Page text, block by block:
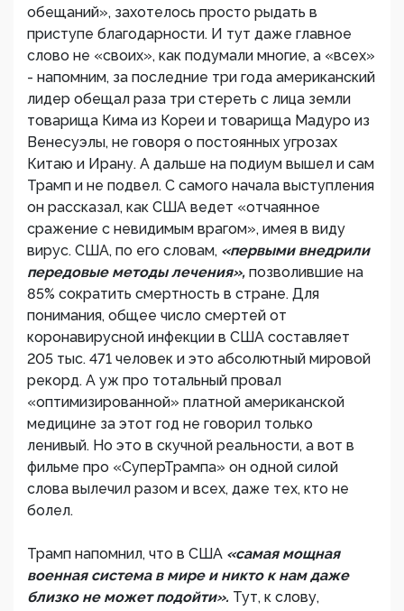
обещаний», захотелось просто рыдать в
приступе благодарности. И тут даже главное
слово не «своих», как подумали многие, а «всех»
- напомним, за последние три года американский
лидер обещал раза три стереть с лица земли
товарища Кима из Кореи и товарища Мадуро из
Венесуэлы, не говоря о постоянных угрозах
Китаю и Ирану. А дальше на подиум вышел и сам
Трамп и не подвел. С самого начала выступления
он рассказал, как США ведет «отчаянное
сражение с невидимым врагом», имея в виду
вирус. США, по его словам, «первыми внедрили
передовые методы лечения», позволившие на
85% сократить смертность в стране. Для
понимания, общее число смертей от
коронавирусной инфекции в США составляет
205 тыс. 471 человек и это абсолютный мировой
рекорд. А уж про тотальный провал
«оптимизированной» платной американской
медицине за этот год не говорил только
ленивый. Но это в скучной реальности, а вот в
фильме про «СуперТрампа» он одной силой
слова вылечил разом и всех, даже тех, кто не
болел.
Трамп напомнил, что в США «самая мощная
военная система в мире и никто к нам даже
близко не может подойти». Тут, к слову,